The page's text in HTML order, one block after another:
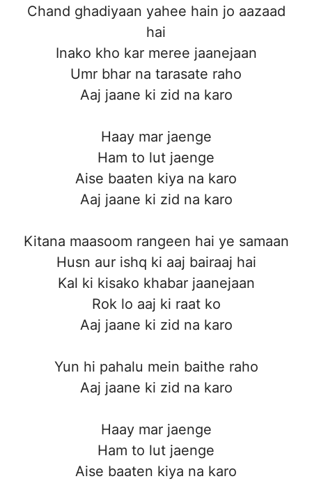
Chand ghadiyaan yahee hain jo aazaad
hai
Inako kho kar meree jaanejaan
Umr bhar na tarasate raho
Aaj jaane ki zid na karo
Haay mar jaenge
Ham to lut jaenge
Aise baaten kiya na karo
Aaj jaane ki zid na karo
Kitana maasoom rangeen hai ye samaan
Husn aur ishq ki aaj bairaaj hai
Kal ki kisako khabar jaanejaan
Rok lo aaj ki raat ko
Aaj jaane ki zid na karo
Yun hi pahalu mein baithe raho
Aaj jaane ki zid na karo
Haay mar jaenge
Ham to lut jaenge
Aise baaten kiya na karo